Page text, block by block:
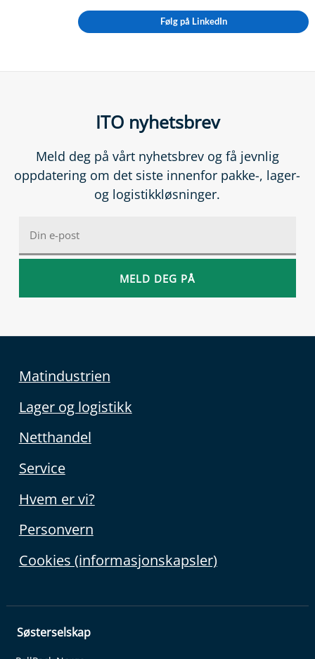
Følg på LinkedIn
ITO nyhetsbrev
Meld deg på vårt nyhetsbrev og få jevnlig
oppdatering om det siste innenfor pakke-, lager-
og logistikkløsninger.
Matindustrien
Lager og logistikk
Netthandel
Service
Hvem er vi?
Personvern
Cookies (informasjonskapsler)
Søsterselskap